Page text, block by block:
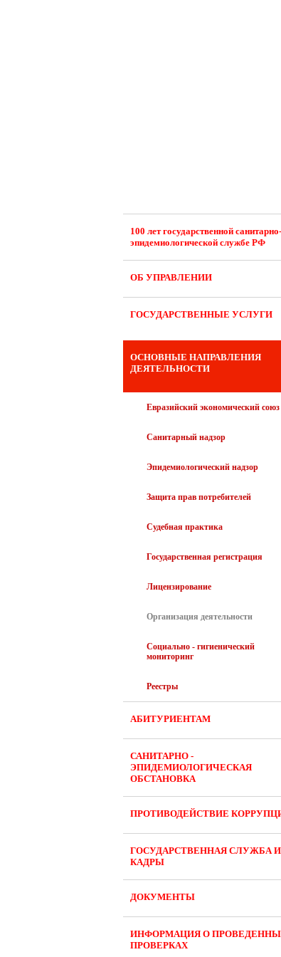
100 лет государственной санитарно-
эпидемиологической службе РФ
ОБ УПРАВЛЕНИИ
ГОСУДАРСТВЕННЫЕ УСЛУГИ
ОСНОВНЫЕ НАПРАВЛЕНИЯ
ДЕЯТЕЛЬНОСТИ
Евразийский экономический союз
Санитарный надзор
Эпидемиологический надзор
Защита прав потребителей
Судебная практика
Государственная регистрация
Лицензирование
Организация деятельности
Социально - гигиенический
мониторинг
Реестры
АБИТУРИЕНТАМ
САНИТАРНО -
ЭПИДЕМИОЛОГИЧЕСКАЯ
ОБСТАНОВКА
ПРОТИВОДЕЙСТВИЕ
ГОСУДАРСТВЕННАЯ СЛУЖБА И
КАДРЫ
ДОКУМЕНТЫ
ИНФОРМАЦИЯ О
ПРОВЕРКАХ